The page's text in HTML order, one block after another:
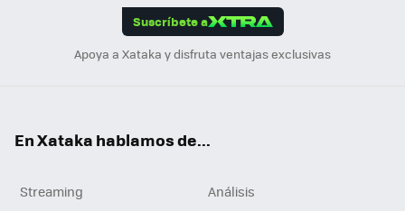
Suscríbete a
Apoya a Xataka y disfruta ventajas exclusivas
En Xataka hablamos de...
Streaming
Análisis